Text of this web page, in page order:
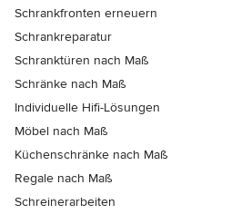
Schrankfronten erneuern
Schrankreparatur
Schranktüren nach Maß
Schränke nach Maß
Individuelle Hifi-Lösungen
Möbel nach Maß
Küchenschränke nach Maß
Regale nach Maß
Schreinerarbeiten